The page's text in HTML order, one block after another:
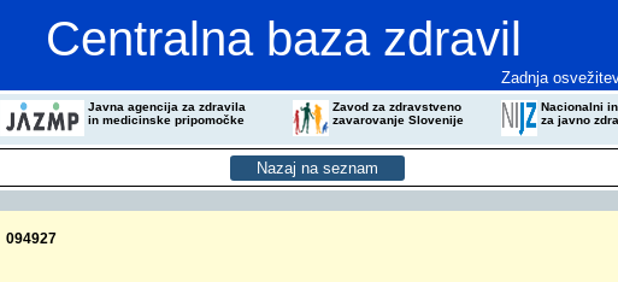
Centralna baza zdravil
Zadnja
Javna agencija za zdravila
in medicinske pripomočke
Zavod za zdravstveno
zavarovanje Slovenije
Nacionalni
za javno
094927